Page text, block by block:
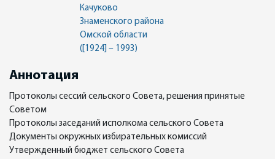
Качуково
Знаменского района
Омской области
([1924] – 1993)
Аннотация
Протоколы сессий сельского Совета, решения принятые
Советом
Протоколы заседаний исполкома сельского Совета
Документы окружных избирательных комиссий
Утвержденный бюджет сельского Совета